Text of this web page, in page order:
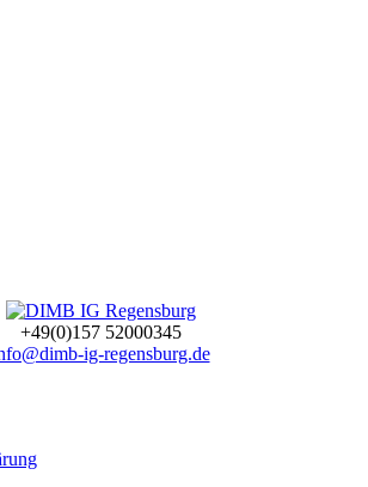
+49(0)157 52000345
ig-regensburg.de